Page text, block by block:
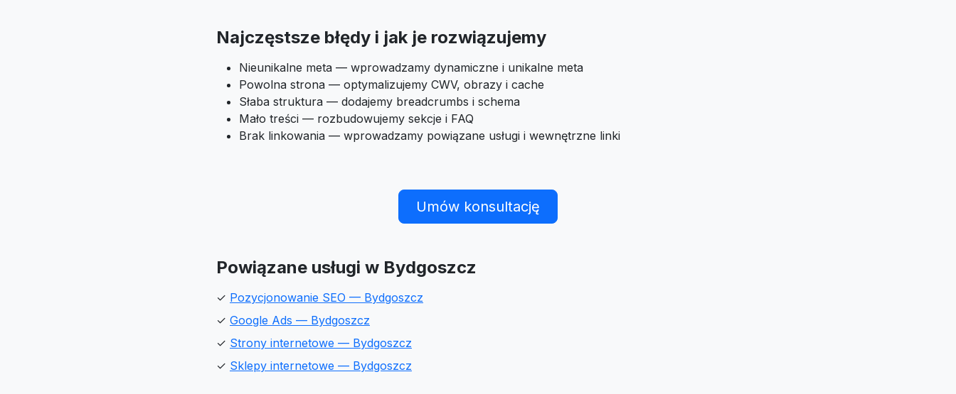
Najczęstsze błędy i jak je rozwiązujemy
Nieunikalne meta — wprowadzamy dynamiczne i unikalne meta
Powolna strona — optymalizujemy CWV, obrazy i cache
Słaba struktura — dodajemy breadcrumbs i schema
Mało treści — rozbudowujemy sekcje i FAQ
Brak linkowania — wprowadzamy powiązane usługi i wewnętrzne linki
Umów konsultację
Powiązane usługi w Bydgoszcz
✓ Pozycjonowanie SEO — Bydgoszcz
✓ Google Ads — Bydgoszcz
✓ Strony internetowe — Bydgoszcz
✓ Sklepy internetowe — Bydgoszcz